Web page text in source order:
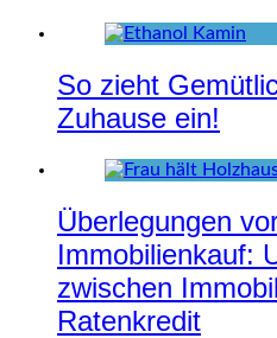
So zieht
Zuhause ein!
Überlegungen
Immobilienkauf:
zwischen
Ratenkredit